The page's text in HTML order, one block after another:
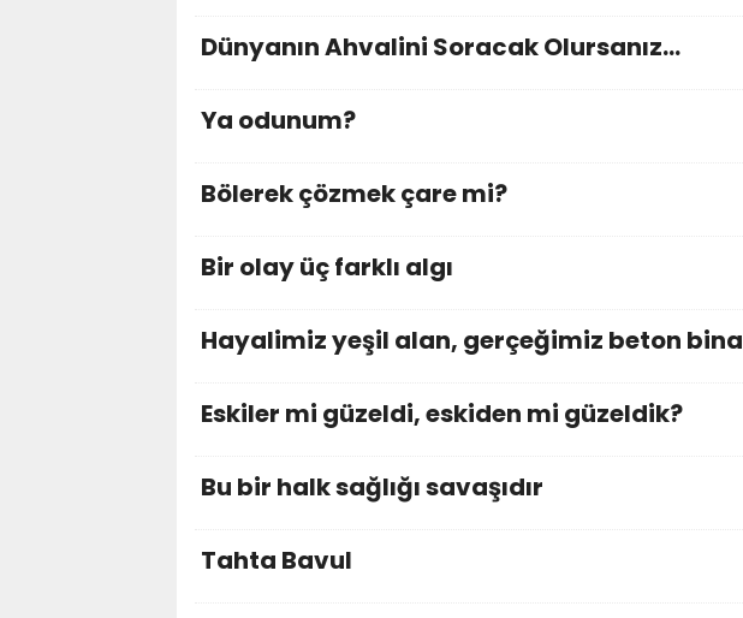
Dünyanın Ahvalini Soracak Olursanız…
Ya odunum?
Bölerek çözmek çare mi?
Bir olay üç farklı algı
Hayalimiz yeşil alan, gerçeğimiz beton bina
Eskiler mi güzeldi, eskiden mi güzeldik?
Bu bir halk sağlığı savaşıdır
Tahta Bavul